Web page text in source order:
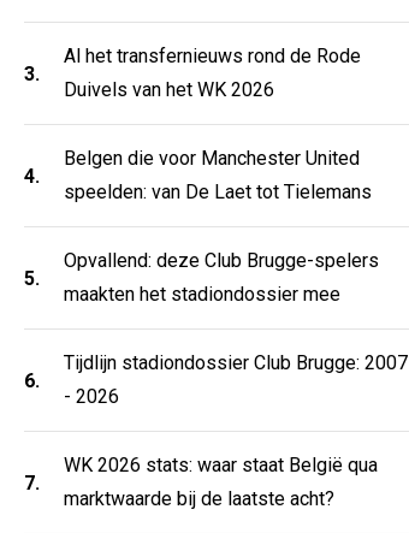
3.
Al het transfernieuws rond de Rode
Duivels van het WK 2026
4.
Belgen die voor Manchester United
speelden: van De Laet tot Tielemans
5.
Opvallend: deze Club Brugge-spelers
maakten het stadiondossier mee
6.
Tijdlijn stadiondossier Club Brugge: 2007
- 2026
7.
WK 2026 stats: waar staat België qua
marktwaarde bij de laatste acht?